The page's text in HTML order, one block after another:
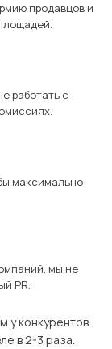
продавцов и
работать с
максимально
мы не
PR.
у конкурентов.
в 2-3 раза.